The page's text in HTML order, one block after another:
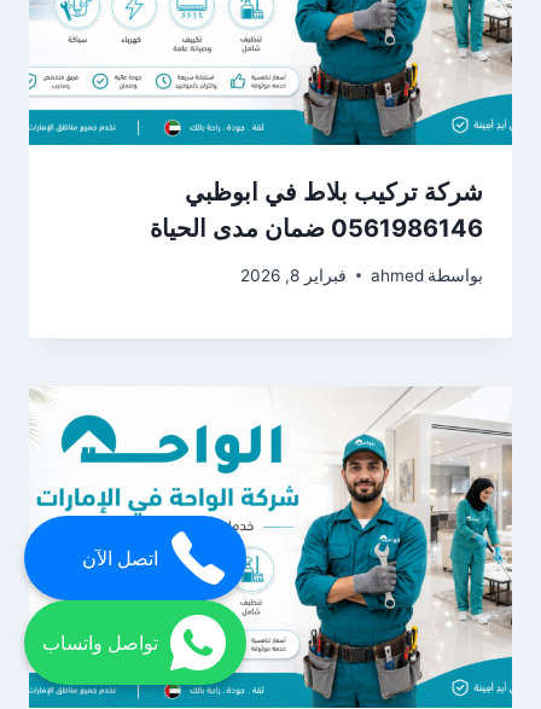
شركة تركيب بلاط في ابوظبي
0561986146 ضمان مدى الحياة
بواسطة ahmed فبراير 8, 2026
اتصل الآن
تواصل واتساب